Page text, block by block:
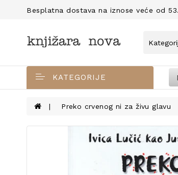
Besplatna dostava na iznose veće od
KATEGORIJE
Preko crvenog ni za živu glavu